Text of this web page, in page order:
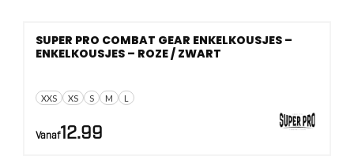
XXS XS S M L
SUPER PRO COMBAT GEAR ENKELKOUSJES –
ENKELKOUSJES – ROZE / ZWART
Vanaf12.99